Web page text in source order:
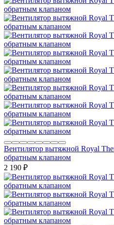
Вентилятор вытяжной Royal
обратным клапаном
2 190 ₽